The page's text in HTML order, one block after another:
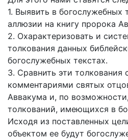
1. Выявить в богослужебных
аллюзии на книгу пророка
2. Охарактеризовать и
толкования данных
богослужебных текстах.
3. Сравнить эти толкования
комментариями святых
Аввакума и, по
толкований, имеющихся в
Исходя из поставленных
объектом ее будут